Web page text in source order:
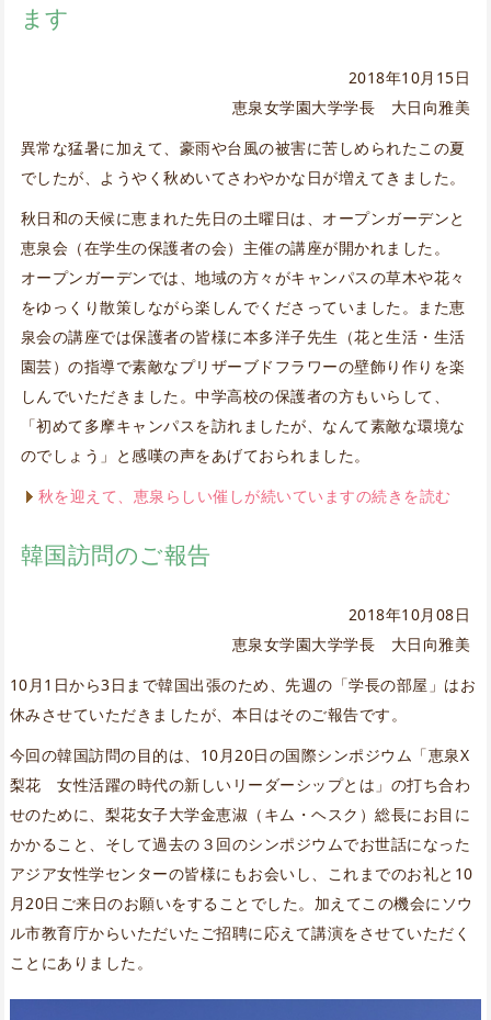
ます
2018年10月15日
恵泉女学園大学学長 大日向雅美
異常な猛暑に加えて、豪雨や台風の被害に苦しめられたこの夏
でしたが、ようやく秋めいてさわやかな日が増えてきました。
秋日和の天候に恵まれた先日の土曜日は、オープンガーデンと
恵泉会（在学生の保護者の会）主催の講座が開かれました。
オープンガーデンでは、地域の方々がキャンパスの草木や花々
をゆっくり散策しながら楽しんでくださっていました。また恵
泉会の講座では保護者の皆様に本多洋子先生（花と生活・生活
園芸）の指導で素敵なプリザーブドフラワーの壁飾り作りを楽
しんでいただきました。中学高校の保護者の方もいらして、
「初めて多摩キャンパスを訪れましたが、なんて素敵な環境な
のでしょう」と感嘆の声をあげておられました。
秋を迎えて、恵泉らしい催しが続いていますの続きを読む
韓国訪問のご報告
2018年10月08日
恵泉女学園大学学長 大日向雅美
10月1日から3日まで韓国出張のため、先週の「学長の部屋」はお
休みさせていただきましたが、本日はそのご報告です。
今回の韓国訪問の目的は、10月20日の国際シンポジウム「恵泉X
梨花 女性活躍の時代の新しいリーダーシップとは」の打ち合わ
せのために、梨花女子大学金恵淑（キム・ヘスク）総長にお目に
かかること、そして過去の３回のシンポジウムでお世話になった
アジア女性学センターの皆様にもお会いし、これまでのお礼と10
月20日ご来日のお願いをすることでした。加えてこの機会にソウ
ル市教育庁からいただいたご招聘に応えて講演をさせていただく
ことにありました。